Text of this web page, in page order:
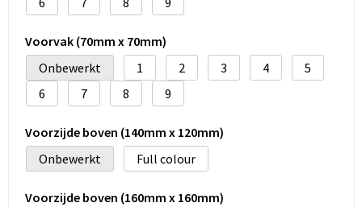
Voorvak (70mm x 70mm)
Onbewerkt
1 2 3 4
5
6
7 8 9
Voorzijde boven (140mm x 120mm)
Onbewerkt
Full colour
Voorzijde boven (160mm x 160mm)